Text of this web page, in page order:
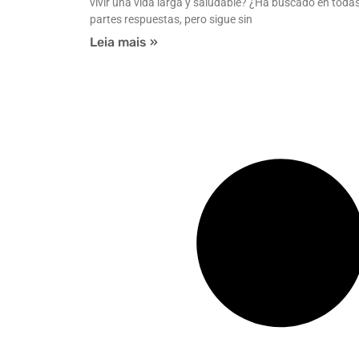
partes respuestas, pero sigue sin
Leia mais »